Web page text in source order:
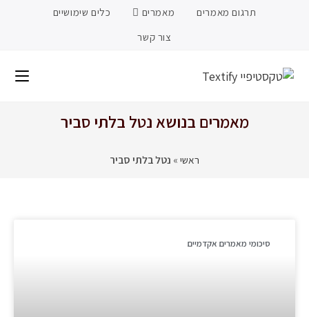
תרגום מאמרים מאמרים
כלים שימושיים
צור קשר
מאמרים בנושא נטל בלתי סביר
ראשי » נטל בלתי סביר
סיכומי מאמרים אקדמיים